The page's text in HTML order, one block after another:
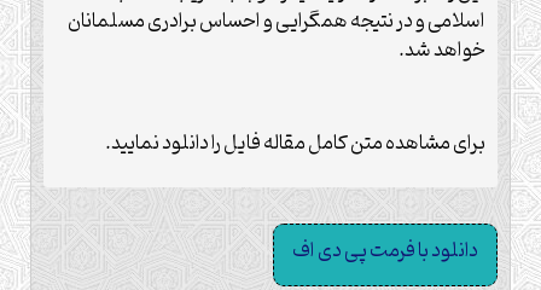
اسلامی و در نتیجه همگرایی و احساس برادری مسلمانان
خواهد شد.
برای مشاهده متن کامل مقاله فایل را دانلود نمایید.
دانلود با فرمت پی دی اف